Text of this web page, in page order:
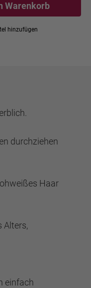
Warenkorb
hinzufügen
durchziehen
Haar
Alters,
einfach